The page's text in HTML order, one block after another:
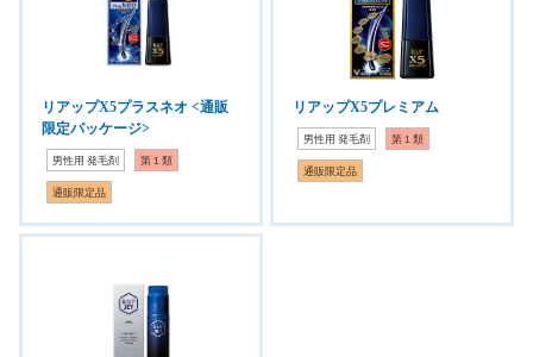
リアップX5プラスネオ <通販
限定パッケージ>
男性用 発毛剤 第１類
通販限定品
リアップX5プレミアム
男性用 発毛剤 第１類
通販限定品